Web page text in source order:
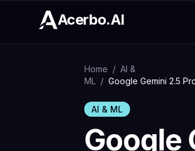
Acerbo.AI
Home / AI &
ML / Google Gemini 2.5
AI & ML
Google